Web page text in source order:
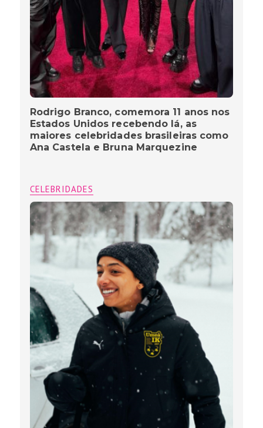
Rodrigo Branco, comemora 11 anos nos
Estados Unidos recebendo lá, as
maiores celebridades brasileiras como
Ana Castela e Bruna Marquezine
CELEBRIDADES